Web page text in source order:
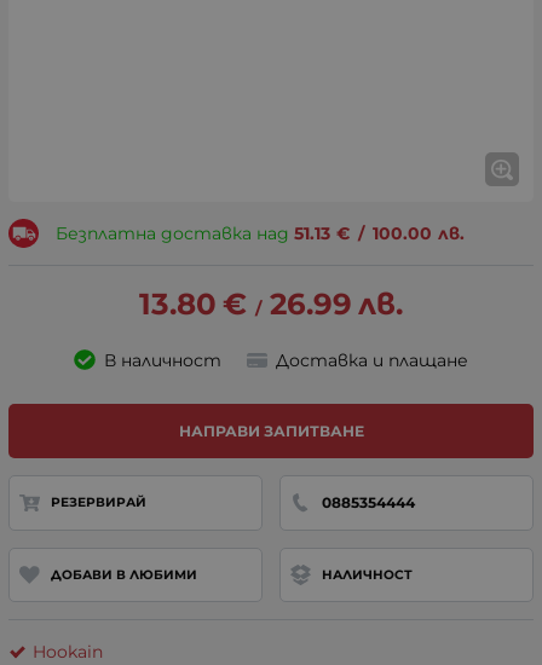
Безплатна доставка над 51.13 € / 100.00 лв.
13.80 € / 26.99 лв.
В наличност Доставка и плащане
НАПРАВИ ЗАПИТВАНЕ
РЕЗЕРВИРАЙ 0885354444
ДОБАВИ В ЛЮБИМИ НАЛИЧНОСТ
Hookain